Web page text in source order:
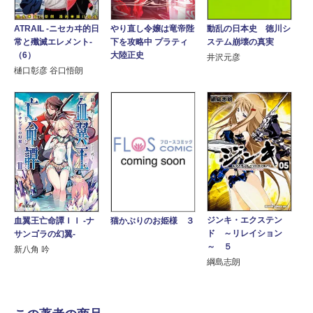
ATRAIL ‐ニセカヰ的日
常と殲滅エレメント‐
（6）
樋口彰彦 谷口悟朗
やり直し令嬢は竜帝陛
下を攻略中 プラティ
大陸正史
動乱の日本史 徳川シ
ステム崩壊の真実
井沢元彦
血翼王亡命譚ＩＩ -ナ
サンゴラの幻翼-
新八角 吟
猫かぶりのお姫様 ３
ジンキ・エクステン
ド ～リレイション
～ ５
綱島志朗